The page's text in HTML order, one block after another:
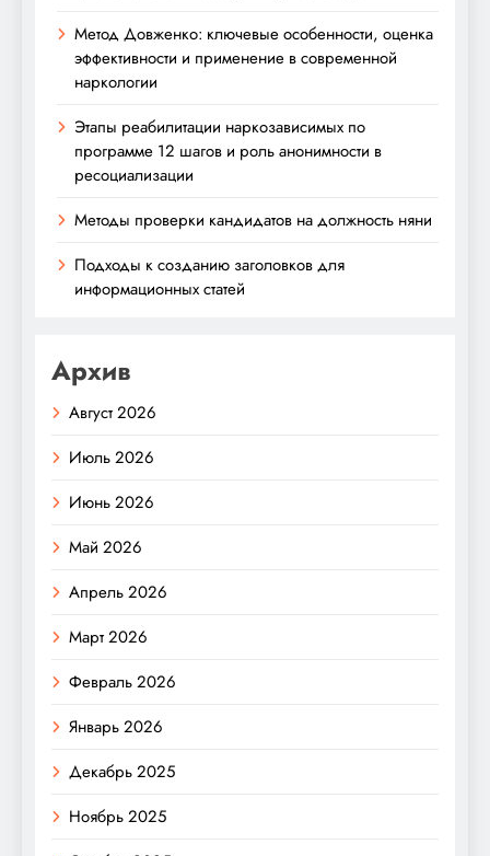
Метод Довженко: ключевые особенности, оценка
эффективности и применение в современной
наркологии
Этапы реабилитации наркозависимых по
программе 12 шагов и роль анонимности в
ресоциализации
Методы проверки кандидатов на должность няни
Подходы к созданию заголовков для
информационных статей
Архив
Август 2026
Июль 2026
Июнь 2026
Май 2026
Апрель 2026
Март 2026
Февраль 2026
Январь 2026
Декабрь 2025
Ноябрь 2025